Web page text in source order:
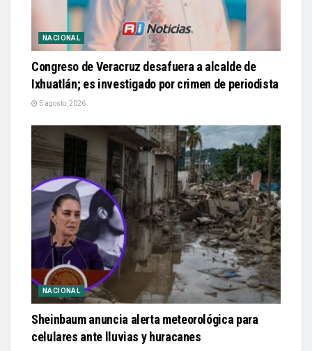
NACIONAL
Congreso de Veracruz desafuera a alcalde de
Ixhuatlán; es investigado por crimen de periodista
5 agosto, 2026
NACIONAL
Sheinbaum anuncia alerta meteorológica para
celulares ante lluvias y huracanes